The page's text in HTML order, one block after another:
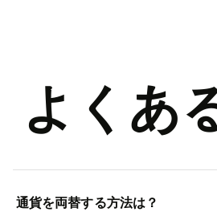
よくあ
通貨を両替する方法は？